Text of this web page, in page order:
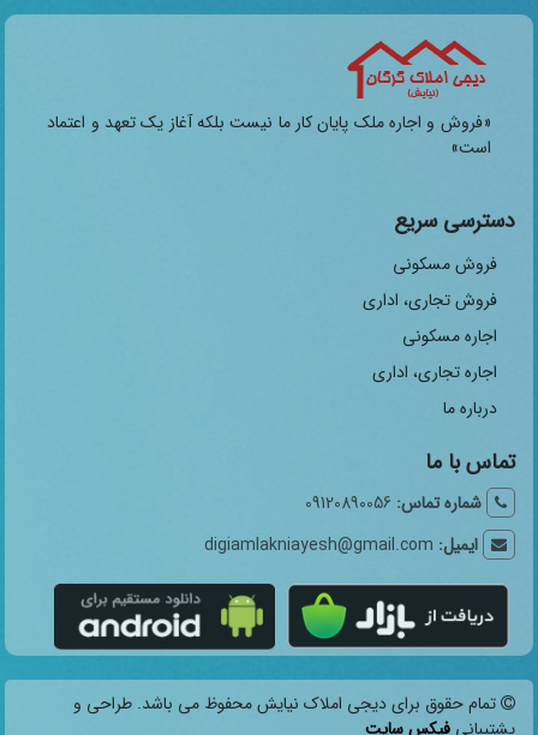
«فروش و اجاره ملک پایان کار ما نیست بلکه آغاز یک تعهد و اعتماد
است»
دسترسی سریع
فروش مسکونی
فروش تجاری، اداری
اجاره مسکونی
اجاره تجاری، اداری
درباره ما
تماس با ما
شماره تماس: 09120890056
ایمیل: digiamlakniayesh@gmail.com
تمام حقوق برای دیجی املاک نیایش محفوظ می باشد. طراحی و
پشتیبانی فیکس سایت